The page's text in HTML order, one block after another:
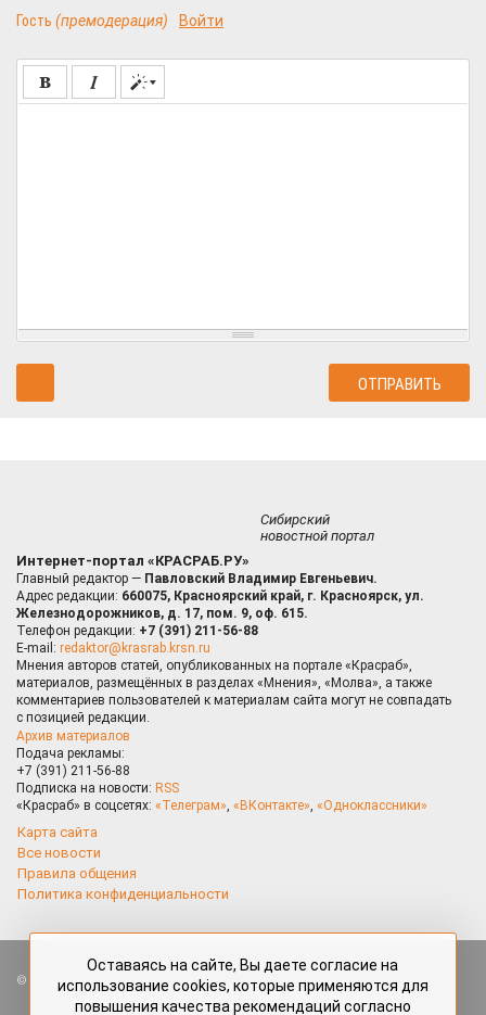
Гость (премодерация) Войти
Сибирский
новостной портал
Интернет-портал «КРАСРАБ.РУ»
Главный редактор — Павловский Владимир Евгеньевич.
Адрес редакции: 660075, Красноярский край, г. Красноярск, ул.
Железнодорожников, д. 17, пом. 9, оф. 615.
Телефон редакции: +7 (391) 211-56-88
E-mail: redaktor@krasrab.krsn.ru
Мнения авторов статей, опубликованных на портале «Красраб»,
материалов, размещённых в разделах «Мнения», «Молва», а также
комментариев пользователей к материалам сайта могут не совпадать
с позицией редакции.
Архив материалов
Подача рекламы:
+7 (391) 211-56-88
Подписка на новости: RSS
«Красраб» в соцсетях: «Телеграм», «ВКонтакте», «Одноклассники»
Карта сайта
Все новости
Правила общения
Политика конфиденциальности
Все права защищены. Любые материалы, размещённые на портале
«Красраб.ру» сотрудниками редакции, нештатными авторами
Оставаясь на сайте, Вы даете согласие на
использование cookies, которые применяются для
повышения качества рекомендаций согласно